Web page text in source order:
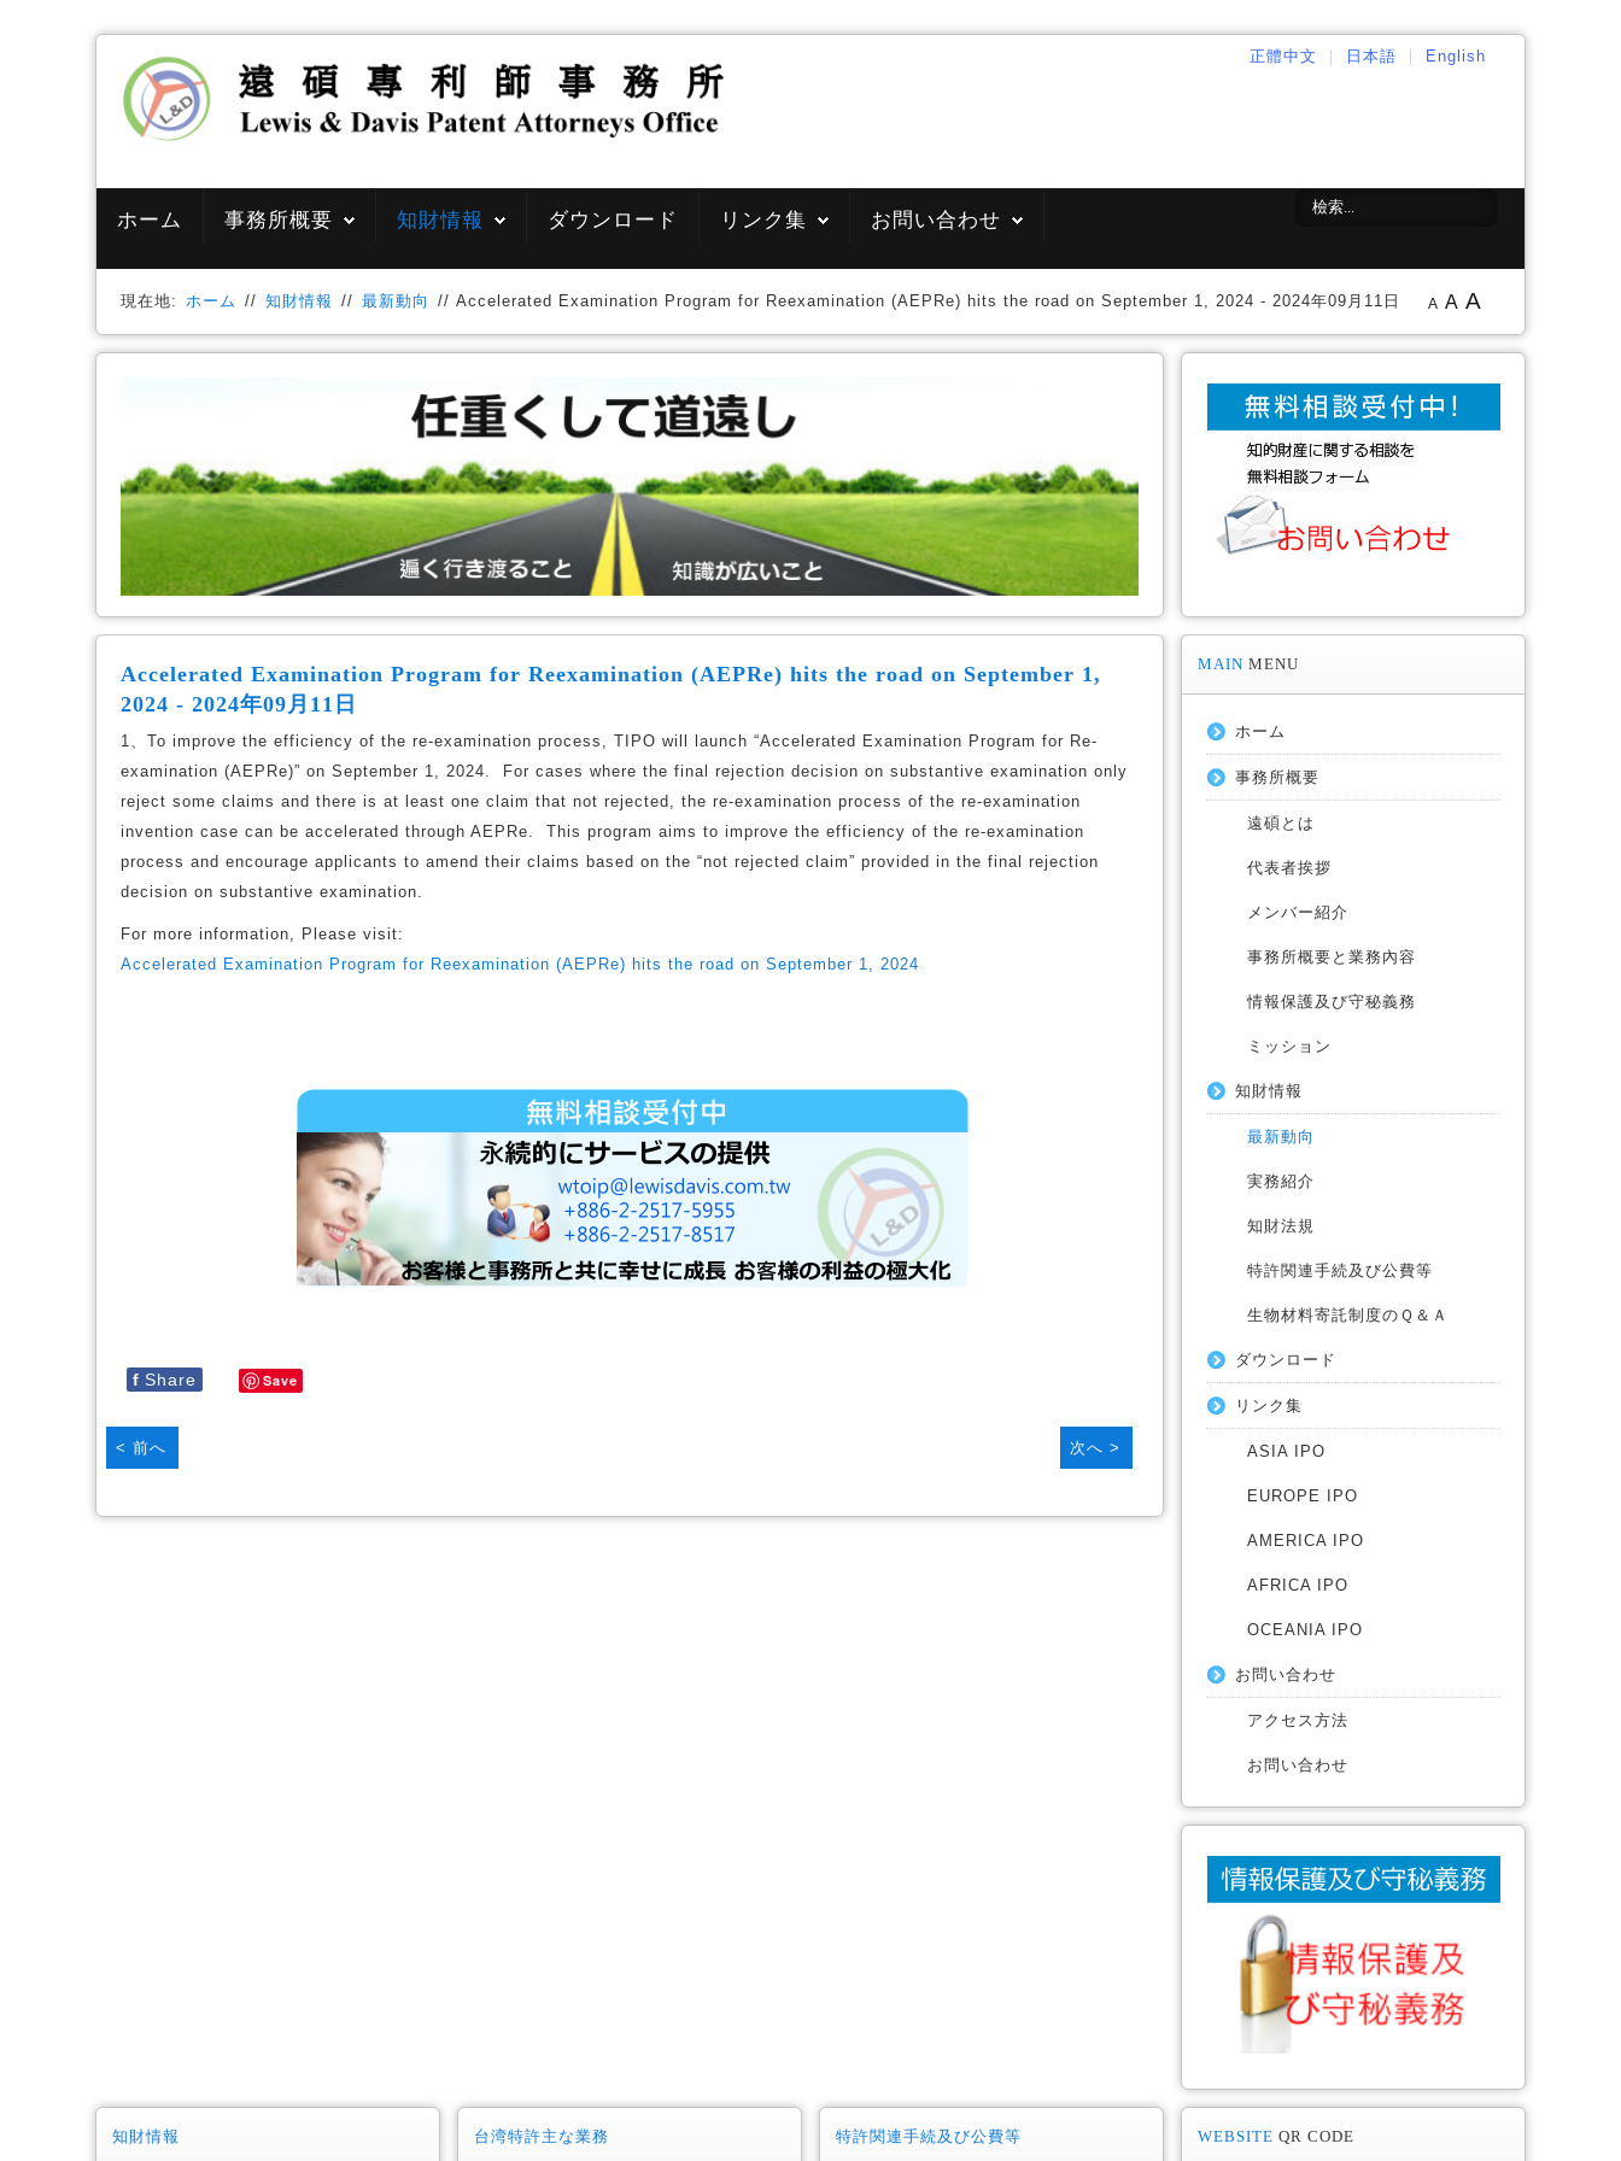
正體中文 日本語 English
ホーム 事務所概要 知財情報 ダウンロード リンク集 お問い合わせ
現在地: ホーム // 知財情報 // 最新動向 // Accelerated Examination Program for Reexamination (AEPRe) hits the road on September 1, 2024 - 2024年09月11日 A A A
Accelerated Examination Program for Reexamination (AEPRe) hits the road on September 1,
2024 - 2024年09月11日
1、To improve the efficiency of the re-examination process, TIPO will launch “Accelerated Examination Program for Re-
examination (AEPRe)” on September 1, 2024. For cases where the final rejection decision on substantive examination only
reject some claims and there is at least one claim that not rejected, the re-examination process of the re-examination
invention case can be accelerated through AEPRe. This program aims to improve the efficiency of the re-examination
process and encourage applicants to amend their claims based on the “not rejected claim” provided in the final rejection
decision on substantive examination.
For more information, Please visit:
Accelerated Examination Program for Reexamination (AEPRe) hits the road on September 1, 2024
f Share Save
< 前へ 次へ >
MAIN MENU
ホーム
事務所概要
遠碩とは
代表者挨拶
メンバー紹介
事務所概要と業務內容
情報保護及び守秘義務
ミッション
知財情報
最新動向
実務紹介
知財法規
特許関連手続及び公費等
​生物材料寄託制度のＱ​＆Ａ
ダウンロード
リンク集
ASIA IPO
EUROPE IPO
AMERICA IPO
AFRICA IPO
OCEANIA IPO
お問い合わせ
アクセス方法
お問い合わせ
知財情報 台湾特許主な業務 特許関連手続及び公費等 WEBSITE QR CODE